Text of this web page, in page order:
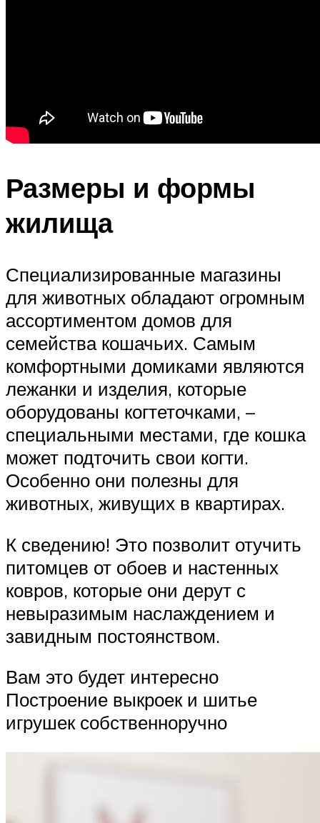
Размеры и формы
жилища
Специализированные магазины
для животных обладают огромным
ассортиментом домов для
семейства кошачьих. Самым
комфортными домиками являются
лежанки и изделия, которые
оборудованы когтеточками, –
специальными местами, где кошка
может подточить свои когти.
Особенно они полезны для
животных, живущих в квартирах.
К сведению! Это позволит отучить
питомцев от обоев и настенных
ковров, которые они дерут с
невыразимым наслаждением и
завидным постоянством.
Вам это будет интересно
Построение выкроек и шитье
игрушек собственноручно